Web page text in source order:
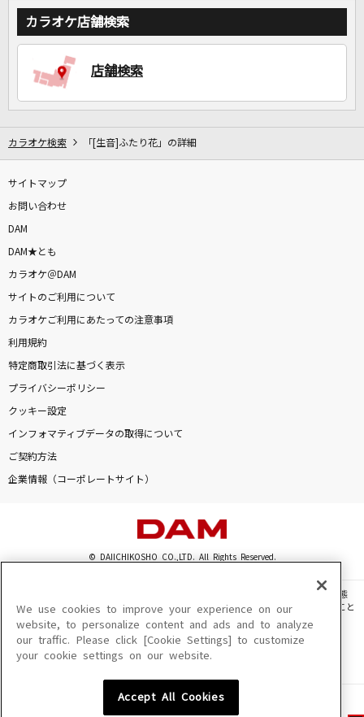
カラオケ店舗検索
店舗検索
カラオケ検索 「[生音]ふたり花」の詳細
サイトマップ
お問い合わせ
DAM
DAM★とも
カラオケ＠DAM
サイトのご利用について
カラオケご利用にあたっての注意事項
利用規約
特定商取引法に基づく表示
プライバシーポリシー
クッキー設定
インフォマティブデータの取得について
ご契約方法
企業情報（コーポレートサイト）
© DAIICHIKOSHO CO.,LTD. All Rights Reserved.
このサイトに掲載されている一切の文章・画像・写真・動画・音声等を、手段や形態
を問わず、著作権法の定める範囲を超えて無断で複製、転載、ファイル化などすること
を禁じます。
楽曲及びコンテンツは、機種によりご利用いただけない場合があります。
楽曲及びコンテンツの配信日、配信内容が変更になる場合があります。
We use cookies to improve your experience on our
website, to personalize content and ads and to analyze
our traffic. Please click [Cookie Settings] to customize
your cookie settings on our website.
Accept All Cookies